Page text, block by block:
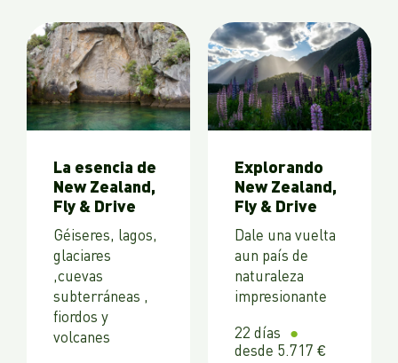
La esencia de
New Zealand,
Fly & Drive
Géiseres, lagos,
glaciares
,cuevas
subterráneas ,
fiordos y
volcanes
Explorando
New Zealand,
Fly & Drive
Dale una vuelta
aun país de
naturaleza
impresionante
22 días
desde 5.717 €